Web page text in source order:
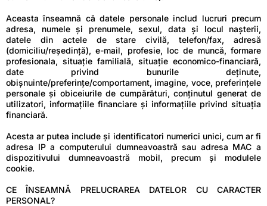
Aceasta înseamnă că datele personale includ lucruri precum
adresa, numele și prenumele, sexul, data și locul nașterii,
datele din actele de stare civilă, telefon/fax, adresă
(domiciliu/reședință), e-mail, profesie, loc de muncă, formare
profesionala, situație familială, situație economico-financiară,
date privind bunurile deținute,
obișnuinte/preferințe/comportament, imagine, voce, preferințele
personale și obiceiurile de cumpărături, conținutul generat de
utilizatori, informațiile financiare și informațiile privind situația
financiară.
Acesta ar putea include și identificatori numerici unici, cum ar fi
adresa IP a computerului dumneavoastră sau adresa MAC a
dispozitivului dumneavoastră mobil, precum și modulele
cookie.
CE ÎNSEAMNĂ PRELUCRAREA DATELOR CU CARACTER
PERSONAL?